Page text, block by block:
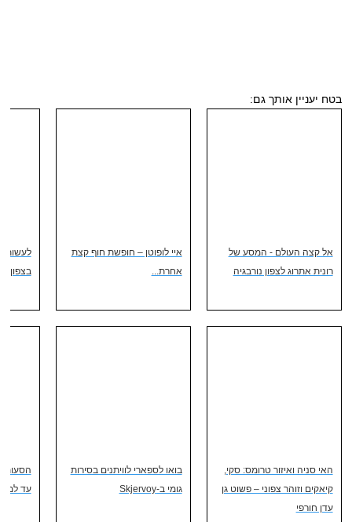
בטח יעניין אותך גם:
אל קצה העולם - המסע של
רונית אתרוג לצפון נורבגיה
איי לופוטן – חופשת חוף קצת
אחרת...
לעשות
בצפון
האי סניה ואיזור טרומס: סקי,
קיאקים וזוהר צפוני – פשוט גן
עדן חורפי
בואו לספארי לוויתנים בסירות
גומי ב-Skjervoy
הסעות
עד